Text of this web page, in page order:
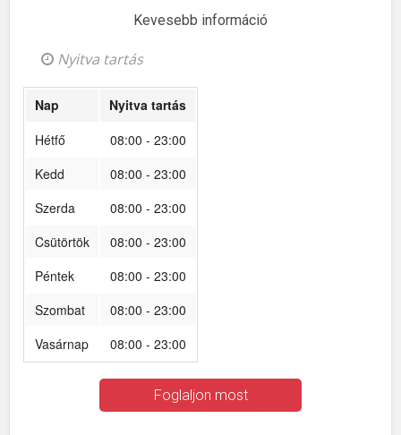
Kevesebb információ
Nyitva tartás
Nap
Nyitva tartás
Hétfő
08:00 - 23:00
Kedd
08:00 - 23:00
Szerda
08:00 - 23:00
Csütörtök
08:00 - 23:00
Péntek
08:00 - 23:00
Szombat
08:00 - 23:00
Vasárnap
08:00 - 23:00
Foglaljon most